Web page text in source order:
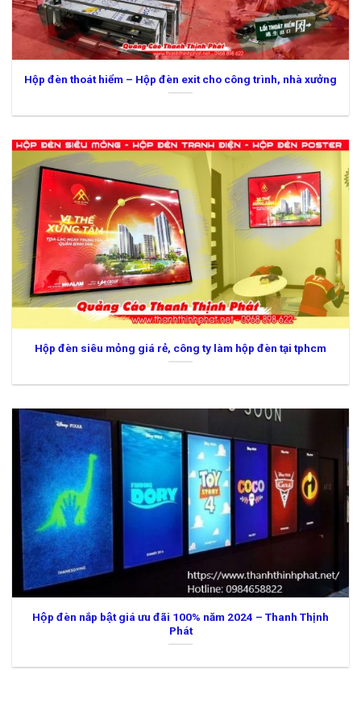
Hộp đèn thoát hiểm – Hộp đèn exit cho công trình, nhà xưởng
Hộp đèn siêu mỏng giá rẻ, công ty làm hộp đèn tại tphcm
Hộp đèn nắp bật giá ưu đãi 100% năm 2024 – Thanh Thịnh
Phát